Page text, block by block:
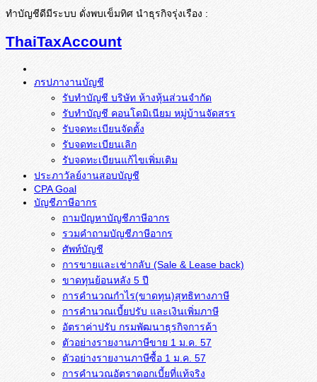
ทำบัญชีดีมีระบบ ดั่งพบเข็มทิศ นำธุรกิจรุ่งเรือง :
ThaiTaxAccount
ภรปภางานบัญชี
รับทำบัญชี บริษัท ห้างหุ้นส่วนจำกัด
รับทำบัญชี คอนโดมิเนียม หมู่บ้านจัดสรร
รับจดทะเบียนจัดตั้ง
รับจดทะเบียนเลิก
รับจดทะเบียนแก้ไขเพิ่มเติม
ประภาวัลย์งานสอบบัญชี
CPA Goal
บัญชีภาษีอากร
ถามปัญหาบัญชีภาษีอากร
รวมคำถามบัญชีภาษีอากร
ศัพท์บัญชี
การขายและเช่ากลับ (Sale & Lease back)
ขาดทุนย้อนหลัง 5 ปี
การคำนวณกำไร(ขาดทุน)สุทธิทางภาษี
การคำนวณเบี้ยปรับ และเงินเพิ่มภาษี
อัตราค่าปรับ กรมพัฒนาธุรกิจการค้า
ตัวอย่างรายงานภาษีขาย 1 ม.ค. 57
การคำนวณอัตราดอกเบี้ยที่แท้จริง